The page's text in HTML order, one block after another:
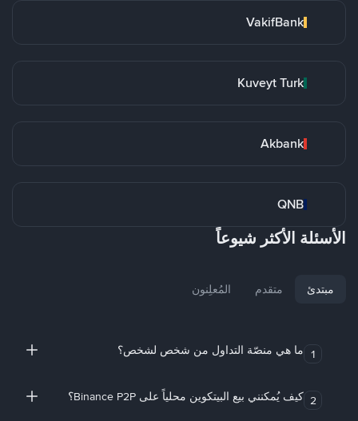
VakifBank
Kuveyt Turk
Akbank
QNB
الأسئلة الأكثر شيوعاً
مبتدئ متقدم المُعلِنون
1 ما هي منصّة التداول من شخص لشخص؟
2 كيف يُمكنني بيع البيتكوين محلياً على Binance P2P؟